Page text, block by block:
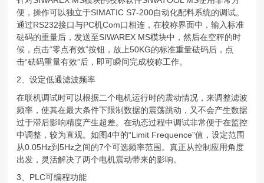
便，操作可以独立于SIMATIC S7-200自动化配料系统的调试。
通过RS232接口与PC机Com口相连，在校称界面中，输入标准
砝码的重量后，发送至SIWAREX MS模块中，然后在空秤的时
候，点击“零点有效”按钮，放上50KG的标准重量砝码后，点
击“砝码重量有效”后，即可瞬间完成校称工作。
2、设定低通滤波频率
在联机调试时可以根据二个电机运行时的震动情况，来调整滤波
频率，使其在最大条件下限制数据的震荡跳动，又不会产生数据
过于滞后影响精度产生超差。在动态过程中调试非常便于在监控
中调整，较为直观。如图4中的“Limit Frequence”值，设定范围
从0.05Hz到5Hz之间的7个可选频率范围。真正从控制应用角度
出发，灵活解决了两个电机震动带来的影响。
3、PLC可编程功能